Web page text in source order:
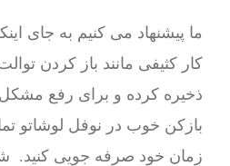
ما پیشنهاد می کنیم به جای
کار کثیفی مانند باز کردن
ذخیره کرده و برای رفع مشکل
بازکن خوب در نوفل لوشاتو
زمان خود صرفه جویی کنید.